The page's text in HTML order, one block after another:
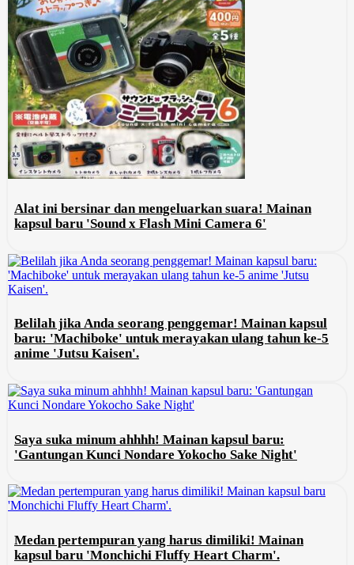
Alat ini bersinar dan mengeluarkan suara! Mainan
kapsul baru 'Sound x Flash Mini Camera 6'
Belilah jika Anda seorang penggemar! Mainan kapsul
baru: 'Machiboke' untuk merayakan ulang tahun ke-5
anime 'Jutsu Kaisen'.
Saya suka minum ahhhh! Mainan kapsul baru:
'Gantungan Kunci Nondare Yokocho Sake Night'
Medan pertempuran yang harus dimiliki! Mainan
kapsul baru 'Monchichi Fluffy Heart Charm'.